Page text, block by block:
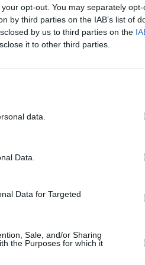
opt-out. You may separately
by third parties on the IAB’s list of
by us to third parties on the
it to other third parties.
data.
Data.
Data for Targeted
Sale, and/or Sharing
the Purposes for which it
lämpötila huhtikuussa.
keskimäärin
12 ℃
17 ℃
11 ℃
18 ℃